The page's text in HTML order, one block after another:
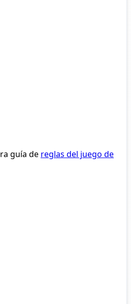
guía de reglas del juego de